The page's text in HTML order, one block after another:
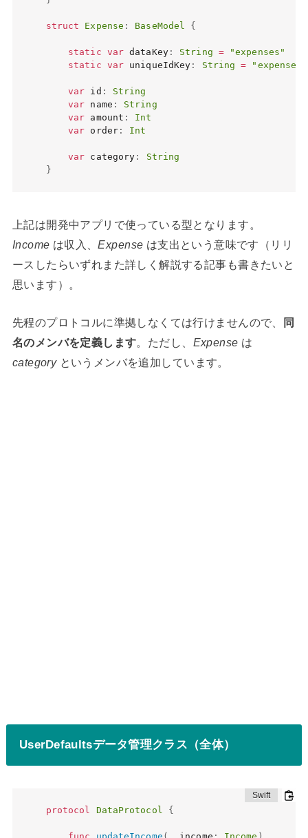
struct Expense : BaseModel {
static var dataKey: String =
"expenses"
static var uniqueIdKey : String =
var id :
String
var name :
String
var amount :
Int
var order: Int
var category :
String
}
上記は開発中アプリで使っている型となります。
Income は収入、Expense は支出という意味です（リリ
ースしたらいずれまた詳しく解説する記事も書きたいと
思います）。
先程のプロトコルに準拠しなくては行けませんので、
同
名のメンバを定義します。ただし、 Expense は
categoryというメンバを追加しています。
UserDefaultsデータ管理クラス（全体）
protocol DataProtocol {